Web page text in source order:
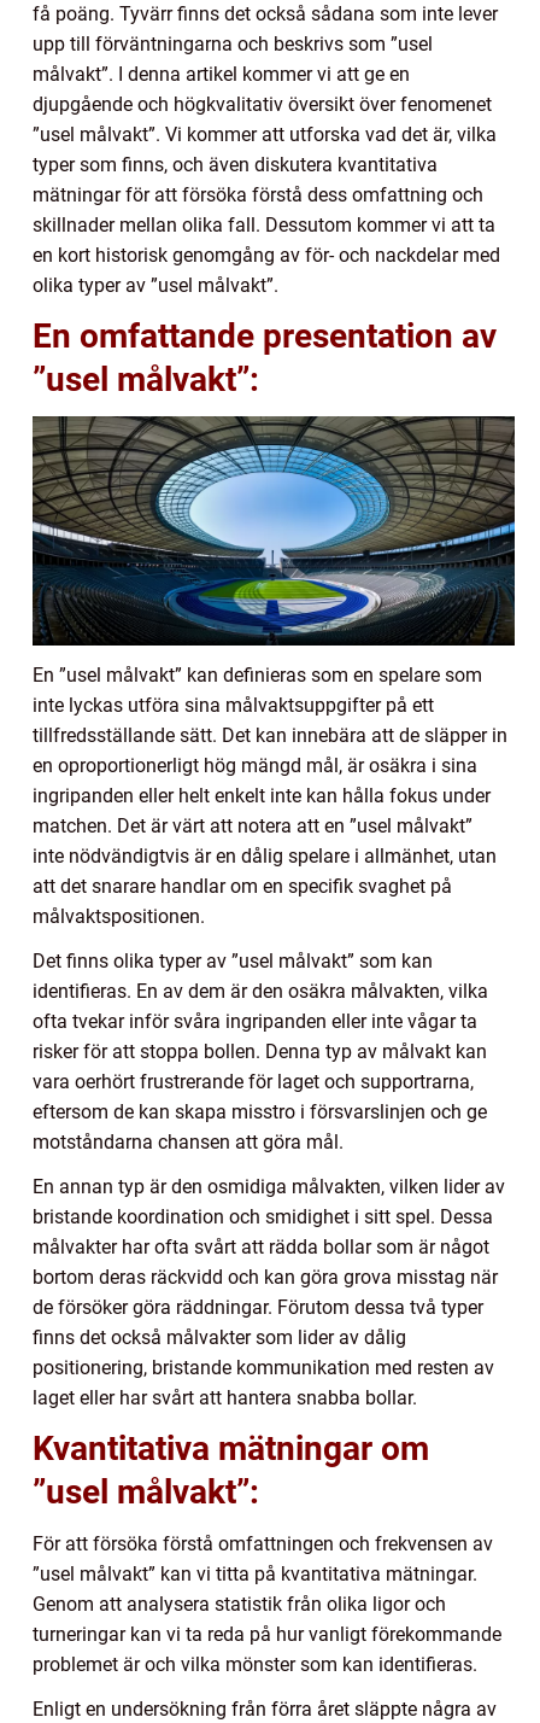
få poäng. Tyvärr finns det också sådana som inte lever
upp till förväntningarna och beskrivs som ”usel
målvakt”. I denna artikel kommer vi att ge en
djupgående och högkvalitativ översikt över fenomenet
”usel målvakt”. Vi kommer att utforska vad det är, vilka
typer som finns, och även diskutera kvantitativa
mätningar för att försöka förstå dess omfattning och
skillnader mellan olika fall. Dessutom kommer vi att ta
en kort historisk genomgång av för- och nackdelar med
olika typer av ”usel målvakt”.
En omfattande presentation av
”usel målvakt”:
En ”usel målvakt” kan definieras som en spelare som
inte lyckas utföra sina målvaktsuppgifter på ett
tillfredsställande sätt. Det kan innebära att de släpper in
en oproportionerligt hög mängd mål, är osäkra i sina
ingripanden eller helt enkelt inte kan hålla fokus under
matchen. Det är värt att notera att en ”usel målvakt”
inte nödvändigtvis är en dålig spelare i allmänhet, utan
att det snarare handlar om en specifik svaghet på
målvaktspositionen.
Det finns olika typer av ”usel målvakt” som kan
identifieras. En av dem är den osäkra målvakten, vilka
ofta tvekar inför svåra ingripanden eller inte vågar ta
risker för att stoppa bollen. Denna typ av målvakt kan
vara oerhört frustrerande för laget och supportrarna,
eftersom de kan skapa misstro i försvarslinjen och ge
motståndarna chansen att göra mål.
En annan typ är den osmidiga målvakten, vilken lider av
bristande koordination och smidighet i sitt spel. Dessa
målvakter har ofta svårt att rädda bollar som är något
bortom deras räckvidd och kan göra grova misstag när
de försöker göra räddningar. Förutom dessa två typer
finns det också målvakter som lider av dålig
positionering, bristande kommunikation med resten av
laget eller har svårt att hantera snabba bollar.
Kvantitativa mätningar om
”usel målvakt”:
För att försöka förstå omfattningen och frekvensen av
”usel målvakt” kan vi titta på kvantitativa mätningar.
Genom att analysera statistik från olika ligor och
turneringar kan vi ta reda på hur vanligt förekommande
problemet är och vilka mönster som kan identifieras.
Enligt en undersökning från förra året släppte några av